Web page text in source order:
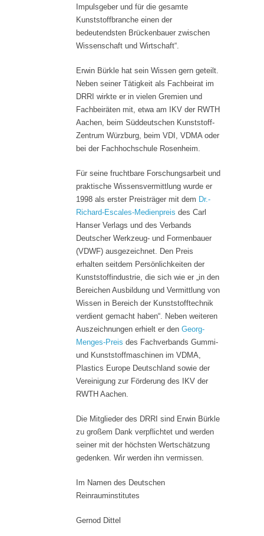
Impulsgeber und für die gesamte
Kunststoffbranche einen der
bedeutendsten Brückenbauer zwischen
Wissenschaft und Wirtschaft“.
Erwin Bürkle hat sein Wissen gern geteilt.
Neben seiner Tätigkeit als Fachbeirat im
DRRI wirkte er in vielen Gremien und
Fachbeiräten mit, etwa am IKV der RWTH
Aachen, beim Süddeutschen Kunststoff-
Zentrum Würzburg, beim VDI, VDMA oder
bei der Fachhochschule Rosenheim.
Für seine fruchtbare Forschungsarbeit und
praktische Wissensvermittlung wurde er
1998 als erster Preisträger mit dem Dr.-
Richard-Escales-Medienpreis des Carl
Hanser Verlags und des Verbands
Deutscher Werkzeug- und Formenbauer
(VDWF) ausgezeichnet. Den Preis
erhalten seitdem Persönlichkeiten der
Kunststoffindustrie, die sich wie er „in den
Bereichen Ausbildung und Vermittlung von
Wissen in Bereich der Kunststofftechnik
verdient gemacht haben“. Neben weiteren
Auszeichnungen erhielt er den Georg-
Menges-Preis des Fachverbands Gummi-
und Kunststoffmaschinen im VDMA,
Plastics Europe Deutschland sowie der
Vereinigung zur Förderung des IKV der
RWTH Aachen.
Die Mitglieder des DRRI sind Erwin Bürkle
zu großem Dank verpflichtet und werden
seiner mit der höchsten Wertschätzung
gedenken. Wir werden ihn vermissen.
Im Namen des Deutschen
Reinrauminstitutes
Gernod Dittel